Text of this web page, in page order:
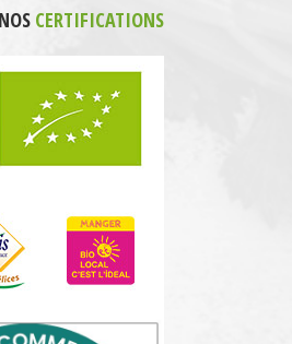
NOS CERTIFICATIONS